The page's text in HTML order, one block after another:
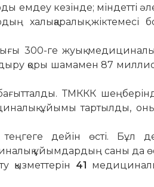
емдеу кезінде; міндетті
халықаралық жіктемесі
300-ге жуық
қоры шамамен 87
ТМККК
ұйымы тартылды,
дейін өсті. Бұл
ұйымдардың саны да
41